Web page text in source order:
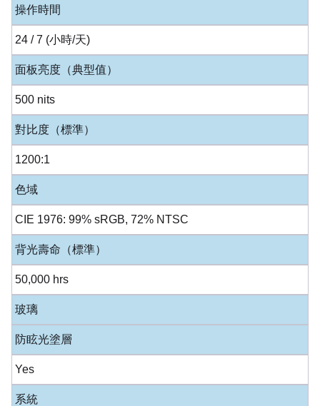
操作時間
24 / 7 (小時/天)
面板亮度（典型值）
500 nits
對比度（標準）
1200:1
色域
CIE 1976: 99% sRGB, 72% NTSC
背光壽命（標準）
50,000 hrs
玻璃
防眩光塗層
Yes
系統